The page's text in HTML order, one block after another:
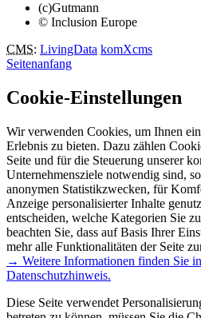
(c)Gutmann
© Inclusion Europe
CMS: LivingData komXcms
Seitenanfang
Cookie-Einstellungen
Wir verwenden Cookies, um Ihnen
Erlebnis zu bieten. Dazu zählen
Seite und für die Steuerung unserer
Unternehmensziele notwendig sind,
anonymen Statistikzwecken, für
Anzeige personalisierter Inhalte
entscheiden, welche Kategorien Sie
beachten Sie, dass auf Basis Ihrer
mehr alle Funktionalitäten der Seite
→ Weitere Informationen finden Sie
Datenschutzhinweis.
Diese Seite verwendet